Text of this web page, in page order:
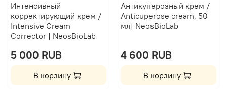
Интенсивный
корректирующий крем /
Intensive Cream
Corrector | NeosBioLab
5 000 RUB
В корзину
Антикуперозный крем /
Anticuperose cream, 50
мл| NeosBioLab
4 600 RUB
В корзину